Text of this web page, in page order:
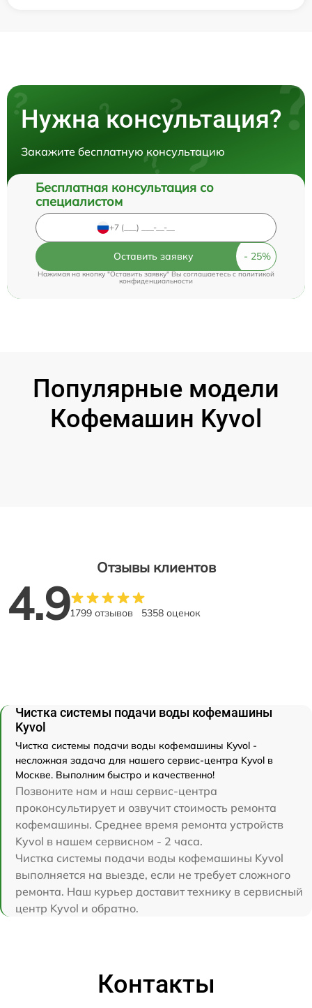
Нужна консультация?
Закажите бесплатную консультацию
Бесплатная консультация со
специалистом
Оставить заявку
Нажимая на кнопку "Оставить заявку" Вы соглашаетесь cполитикой
конфиденциальности
Популярные модели
Кофемашин Kyvol
Отзывы клиентов
4.91799 отзывов 5358 оценок
Чистка системы подачи воды кофемашины
Kyvol
Чистка системы подачи воды кофемашины Kyvol -
несложная задача для нашего сервис-центра Kyvol в
Москве. Выполним быстро и качественно!
Позвоните нам и наш сервис-центра
проконсультирует и озвучит стоимость ремонта
кофемашины. Среднее время ремонта устройств
Kyvol в нашем сервисном - 2 часа.
Чистка системы подачи воды кофемашины Kyvol
выполняется на выезде, если не требует сложного
ремонта. Наш курьер доставит технику в сервисный
центр Kyvol и обратно.
Контакты